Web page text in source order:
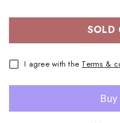
SOLD
I agree with the Terms &